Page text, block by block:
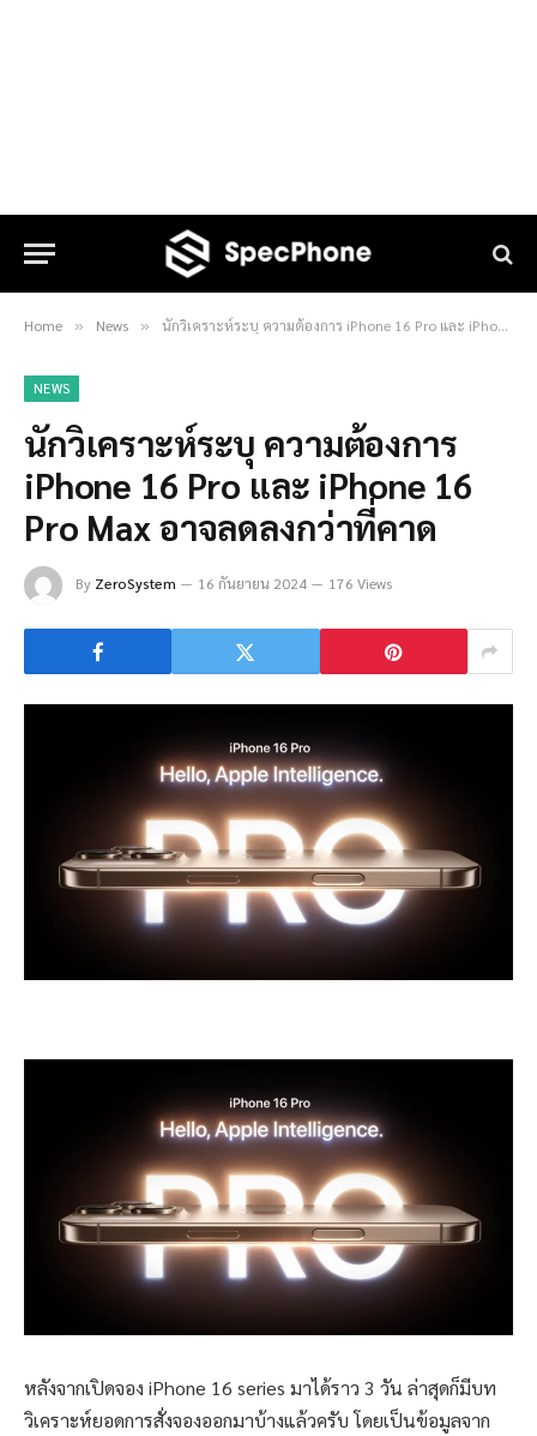
Home » News » นักวิเคราะห์ระบุ ความต้องการ iPhone 16 Pro และ iPhone 16 Pro Max อาจลดลงกว่าที่คาด
NEWS
นักวิเคราะห์ระบุ ความต้องการ
iPhone 16 Pro และ iPhone 16
Pro Max อาจลดลงกว่าที่คาด
By ZeroSystem 16 กันยายน 2024 176 Views
หลังจากเปิดจอง iPhone 16 series มาได้ราว 3 วัน ล่าสุดก็มีบท
วิเคราะห์ยอดการสั่งจองออกมาบ้างแล้วครับ โดยเป็นข้อมูลจาก